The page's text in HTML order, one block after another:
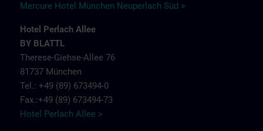
Mercure Hotel München Neuperlach Süd >
Hotel Perlach Allee
BY BLATTL
Therese-Giehse-Allee 76
81737 München
Tel.: +49 (89) 673494-0
Fax.:+49 (89) 673494-73
Hotel Perlach Allee >